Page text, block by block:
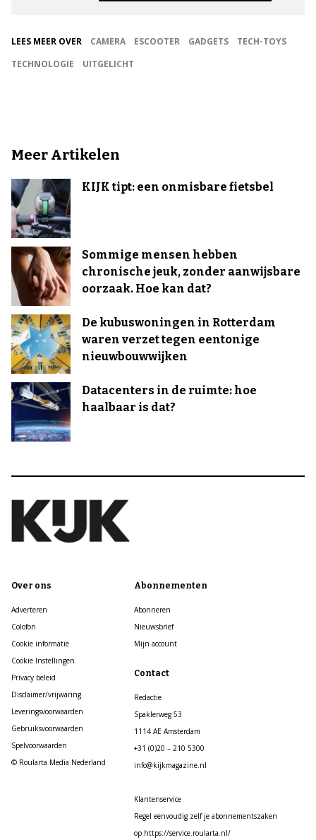
LEES MEER OVER CAMERA ESCOOTER GADGETS
TECH-TOYS
TECHNOLOGIE
UITGELICHT
Meer Artikelen
KIJK tipt: een onmisbare fietsbel
Sommige mensen hebben
chronische jeuk, zonder aanwijsbare
oorzaak. Hoe kan dat?
De kubuswoningen in Rotterdam
waren verzet tegen eentonige
nieuwbouwwijken
Datacenters in de ruimte: hoe
haalbaar is dat?
Over ons
Adverteren
Colofon
Cookie informatie
Cookie Instellingen
Privacy beleid
Disclaimer/vrijwaring
Leveringsvoorwaarden
Gebruiksvoorwaarden
Spelvoorwaarden
© Roularta Media Nederland
Abonnementen
Abonneren
Nieuwsbrief
Mijn account
Contact
Redactie
Spaklerweg 53
1114 AE Amsterdam
+31 (0)20 – 210 5300
info@kijkmagazine.nl
Klantenservice
Regel eenvoudig zelf je abonnementszaken
op https://service.roularta.nl/